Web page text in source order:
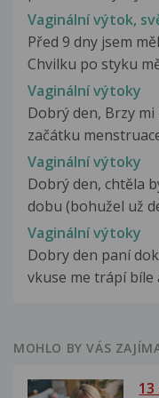
Vaginální výtok,
Před 9 dny jsem
Chvilku po styku
Vaginální výtoky
Dobrý den, Brzy
začátku
Vaginální výtoky
Dobrý den, chtěla
dobu (bohužel už
Vaginální výtoky
Dobry den paní
vkuse me trápí bíle
MOHLO BY VÁS